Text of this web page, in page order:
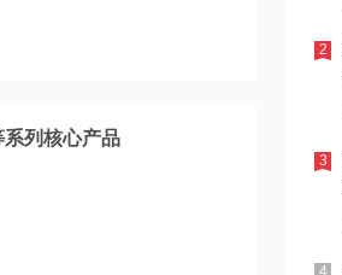
列核心产品
2
3
4